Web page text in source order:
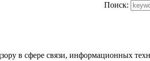
Поиск:
в сфере связи, информационных